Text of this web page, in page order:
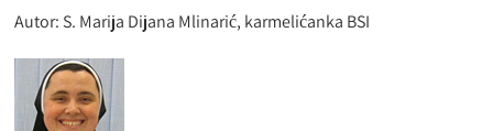
Autor: S. Marija Dijana Mlinarić, karmelićanka BSI